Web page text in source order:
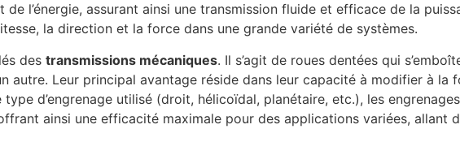
l’énergie, assurant ainsi une transmission fluide et efficace de la
la direction et la force dans une grande variété de systèmes.
des transmissions mécaniques. Il s’agit de roues dentées qui
autre. Leur principal avantage réside dans leur capacité à modifier à la
d’engrenage utilisé (droit, hélicoïdal, planétaire, etc.), les
ainsi une efficacité maximale pour des applications variées, allant